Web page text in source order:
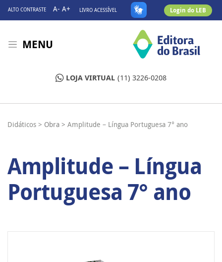
ALTO CONTRASTE A- A+ LIVRO ACESSÍVEL Login do LEB
MENU
LOJA VIRTUAL (11) 3226-0208
Didáticos > Obra > Amplitude – Língua Portuguesa 7° ano
Amplitude – Língua
Portuguesa 7° ano